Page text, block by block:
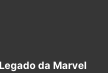
Legado da Marvel